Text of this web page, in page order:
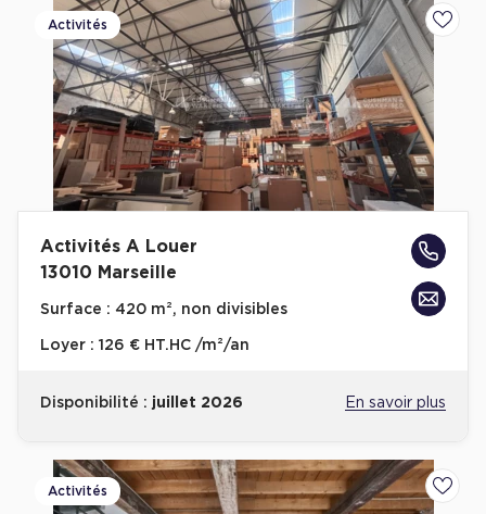
Activités
Activités A Louer
13010 Marseille
Surface : 420 m², non divisibles
Loyer : 126 € HT.HC /m²/an
Disponibilité : juillet 2026 En savoir plus
Activités